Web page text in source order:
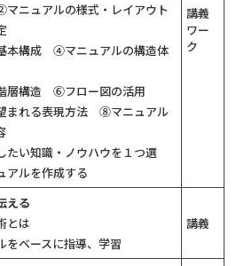
ニュアルの様式・レイアウト
本構成 ④マニュアルの構造体
層構造 ⑥フロー図の活用
まれる表現方法 ⑧マニュアル
たい知識・ノウハウを１つ選
アルを作成する
講義
ワー
ク
える
とは
をベースに指導、学習
講義